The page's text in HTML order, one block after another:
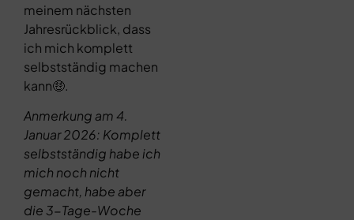
meinem nächsten
Jahresrückblick, dass
ich mich komplett
selbstständig machen
kann🤑.
Anmerkung am 4.
Januar 2026: Komplett
selbstständig habe ich
mich noch nicht
gemacht, habe aber
die 3-Tage-Woche